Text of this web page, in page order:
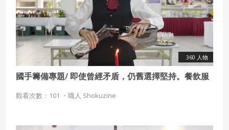
360 人物
國手籌備專題/ 即使曾經矛盾，仍舊選擇堅持。餐飲服
觀看次數：101 ・ 職人 Shokuzine